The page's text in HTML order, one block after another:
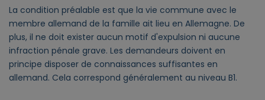
La condition préalable est que la vie commune avec le
membre allemand de la famille ait lieu en Allemagne. De
plus, il ne doit exister aucun motif d'expulsion ni aucune
infraction pénale grave. Les demandeurs doivent en
principe disposer de connaissances suffisantes en
allemand. Cela correspond généralement au niveau B1.